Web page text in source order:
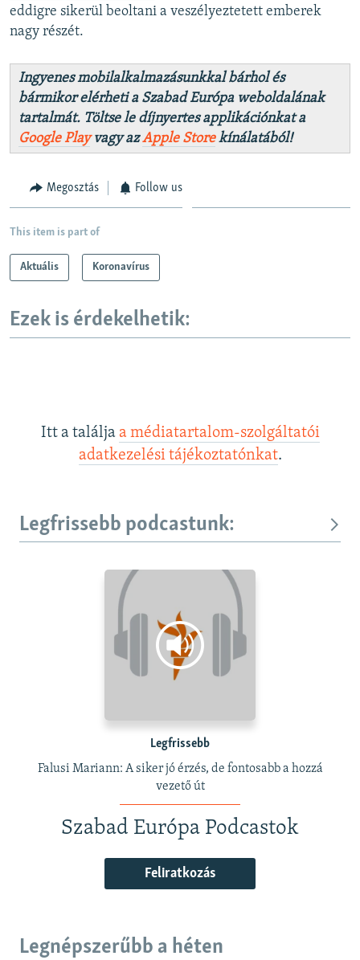
eddigre sikerül beoltani a veszélyeztetett emberek
nagy részét.
Ingyenes mobilalkalmazásunkkal bárhol és
bármikor elérheti a Szabad Európa weboldalának
tartalmát. Töltse le díjnyertes applikációnkat a
Google Playvagy azApple Storekínálatából!
Megosztás Follow us
This item is part of
Aktuális Koronavírus
Ezek is érdekelhetik:
Itt a találja a médiatartalom-szolgáltatói
adatkezelési tájékoztatónkat.
Legfrissebb podcastunk:
Legfrissebb
Falusi Mariann: A siker jó érzés, de fontosabb a hozzá
vezető út
Szabad Európa Podcastok
Feliratkozás
Legnépszerűbb a héten